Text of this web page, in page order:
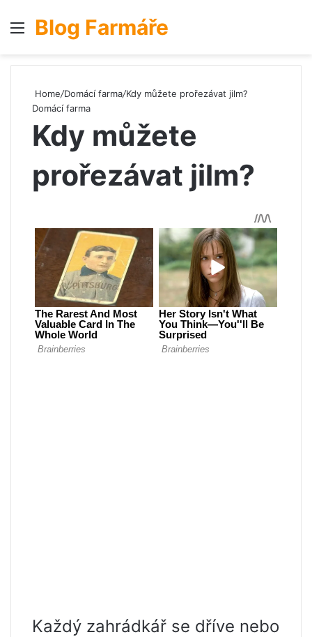
Menu
Blog Farmáře
Home/Domácí farma/Kdy můžete prořezávat jilm?
Domácí farma
Kdy můžete
prořezávat jilm?
Každý zahrádkář se dříve nebo